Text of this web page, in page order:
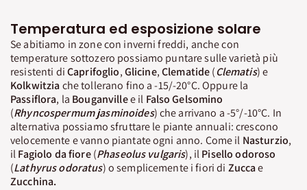
Temperatura ed esposizione solare
Se abitiamo in zone con inverni freddi, anche con
temperature sottozero possiamo puntare sulle varietà più
resistenti diCaprifoglio,Glicine,Clematide(Clematis) e
Kolkwitzia che tollerano fino a -15/-20°C. Oppure la
Passiflora, la Bouganvillee il Falso Gelsomino
(Rhyncospermumjasminoides) che arrivano a -5°/-10°C. In
alternativa possiamo sfruttare le piante annuali: crescono
velocemente e vanno piantate ogni anno. Come il Nasturzio,
ilFagiolo da fiore(Phaseolus vulgaris), ilPisello odoroso
(Lathyrusodoratus) o semplicemente i fiori di Zuccae
Zucchina.